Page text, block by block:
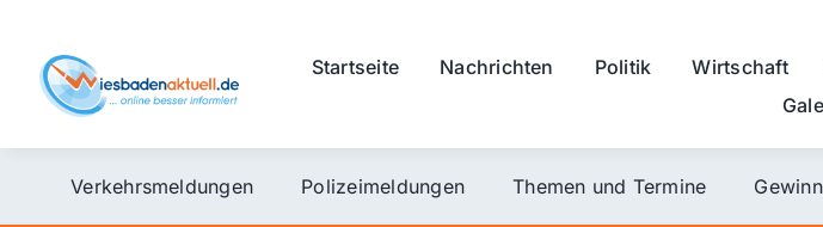
content
Startseite Nachrichten Politik Wirtschaft
Verkehrsmeldungen Polizeimeldungen Themen und Termine